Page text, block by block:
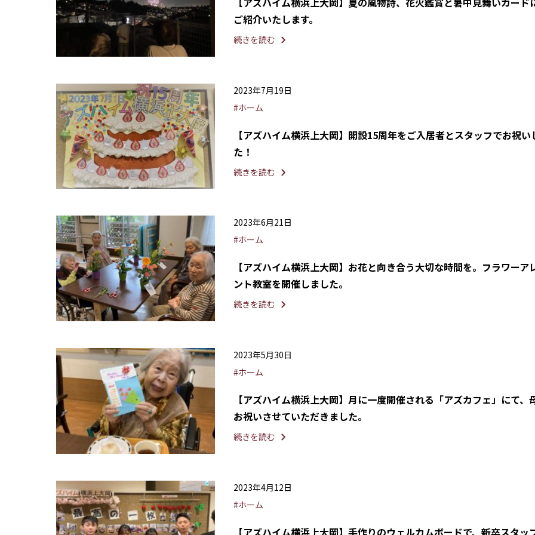
ご紹介いたします。
続きを読む
2023年7月19日
#ホーム
【アズハイム横浜上大岡】開設15周年をご入居者とスタッフでお祝い
た！
続きを読む
2023年6月21日
#ホーム
【アズハイム横浜上大岡】お花と向き合う大切な時間を。フラワーア
ント教室を開催しました。
続きを読む
2023年5月30日
#ホーム
【アズハイム横浜上大岡】月に一度開催される「アズカフェ」にて、
お祝いさせていただきました。
続きを読む
2023年4月12日
#ホーム
【アズハイム横浜上大岡】手作りのウェルカムボードで、新卒スタッ